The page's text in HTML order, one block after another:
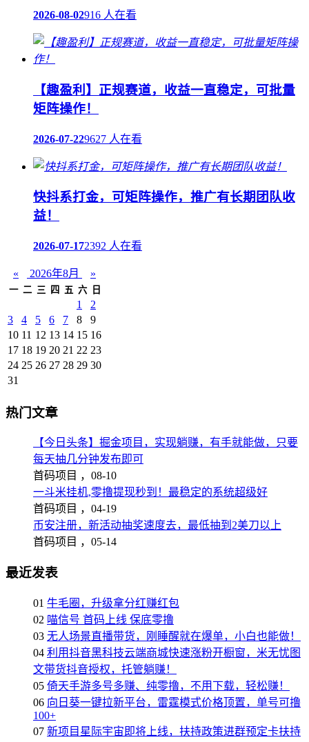
2026-08-02916 人在看
【趣盈利】正规赛道，收益一直稳定，可批量
矩阵操作！
2026-07-229627 人在看
快抖系打金，可矩阵操作，推广有长期团队收
益！
2026-07-172392 人在看
« 2026年8月 »
一 二 三 四 五 六 日
1
2
3
4 5 6 7 8
9
10 11 12 13 14 15 16
17 18 19 20 21 22 23
24 25 26 27 28 29 30
31
热门文章
【今日头条】掘金项目，实现躺赚，有手就能做，只要
每天抽几分钟发布即可
首码项目 ， 08-10
一斗米挂机,零撸提现秒到！最稳定的系统超级好
首码项目 ， 04-19
币安注册，新活动抽奖速度去，最低抽到2美刀以上
首码项目 ， 05-14
最近发表
01 牛毛圈，升级拿分红赚红包
02 喵信号 首码上线 保底零撸
03 无人场景直播带货，刚睡醒就在爆单，小白也能做！
04 利用抖音黑科技云端商城快速涨粉开橱窗，米无忧图
文带货抖音授权，托管躺赚！
05 倚天手游多号多赚、纯零撸，不用下载，轻松赚！
06 向日葵一键拉新平台，雷霆模式价格顶置，单号可撸
100+
07 新项目星际宇宙即将上线，扶持政策进群预定卡扶持